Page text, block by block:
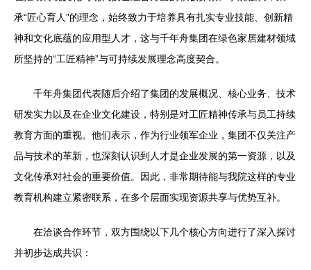
承“匠心育人”的理念，始终致力于培养具有扎实专业技能、创新精
神和文化底蕴的应用型人才，这与千年舟集团在绿色家居建材领域
所坚持的“工匠精神”与可持续发展理念高度契合。
千年舟集团代表随后介绍了集团的发展概况、核心业务、技术
研发实力以及在企业文化建设，特别是对工匠精神传承与员工持续
教育方面的重视。他们表示，作为行业领军企业，集团不仅关注产
品与技术的革新，也深刻认识到人才是企业发展的第一资源，以及
文化传承对社会的重要价值。因此，非常期待能与我院这样的专业
教育机构建立紧密联系，在多个层面实现资源共享与优势互补。
在洽谈合作环节，双方围绕以下几个核心方向进行了深入探讨
并初步达成共识：